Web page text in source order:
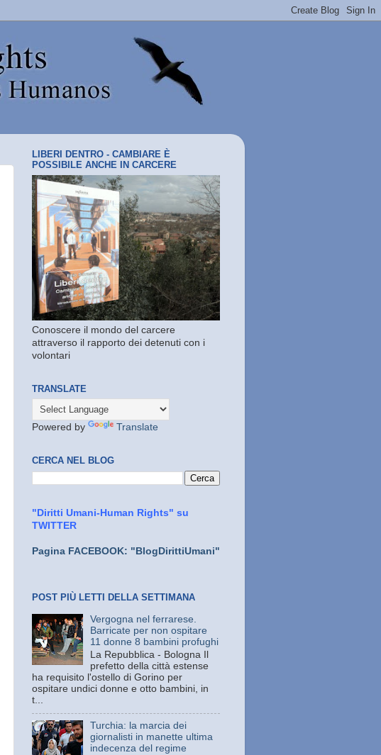
LIBERI DENTRO - CAMBIARE È
POSSIBILE ANCHE IN CARCERE
Conoscere il mondo del carcere
attraverso il rapporto dei detenuti con i
volontari
TRANSLATE
Powered by Translate
CERCA NEL BLOG
"Diritti Umani-Human Rights" su
TWITTER
Pagina FACEBOOK: "BlogDirittiUmani"
POST PIÙ LETTI DELLA SETTIMANA
Vergogna nel ferrarese.
Barricate per non ospitare
11 donne 8 bambini profughi
La Repubblica - Bologna Il
prefetto della città estense
ha requisito l'ostello di Gorino per
ospitare undici donne e otto bambini, in
t...
Turchia: la marcia dei
giornalisti in manette ultima
indecenza del regime